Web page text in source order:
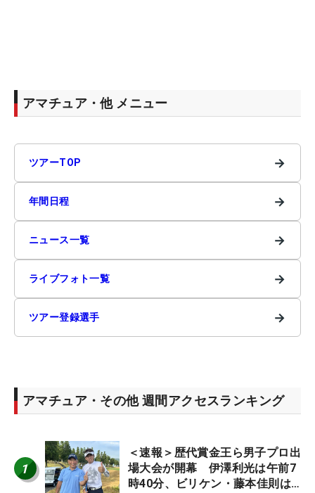
アマチュア・他 メニュー
ツアーTOP →
年間日程 →
ニュース一覧 →
ライブフォト一覧 →
ツアー登録選手 →
アマチュア・その他 週間アクセスランキング
1
＜速報＞歴代賞金王ら男子プロ出
場大会が開幕 伊澤利光は午前7
時40分、ビリケン・藤本佳則は